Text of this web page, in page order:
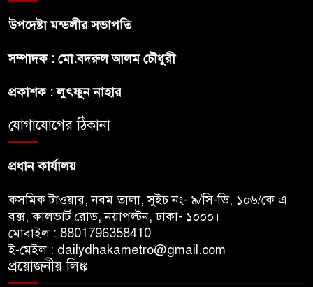
সুযোগ পাওয়ার অভিযোগ ভিত্তিহীন
উপদেষ্টা মন্ডলীর সভাপতি
সম্পাদক : মো.বদরুল আলম চৌধুরী
প্রকাশক : লুৎফুন নাহার
যোগাযোগের ঠিকানা
প্রধান কার্যালয়
কসমিক টাওয়ার, নবম তালা, সুইচ নং- ৯/সি-ডি, ১০৬/কে এ
বক্স, কালভার্ট রোড, নয়াপল্টন, ঢাকা- ১০০০।
মোবাইল : 8801796358410
ই-মেইল : dailydhakametro@gmail.com
প্রয়োজনীয় লিঙ্ক